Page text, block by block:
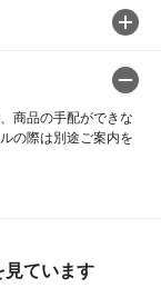
商品の手配ができな
の際は別途ご案内を
見ています